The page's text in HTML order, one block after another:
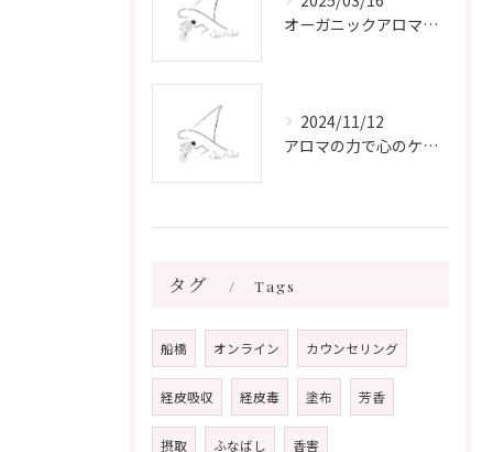
オーガニックアロマで心と体を癒す
2024/11/12
アロマの力で心のケアをする方法
タグ Tags
船橋 オンライン カウンセリング
経皮吸収 経皮毒 塗布 芳香
摂取 ふなばし 香害